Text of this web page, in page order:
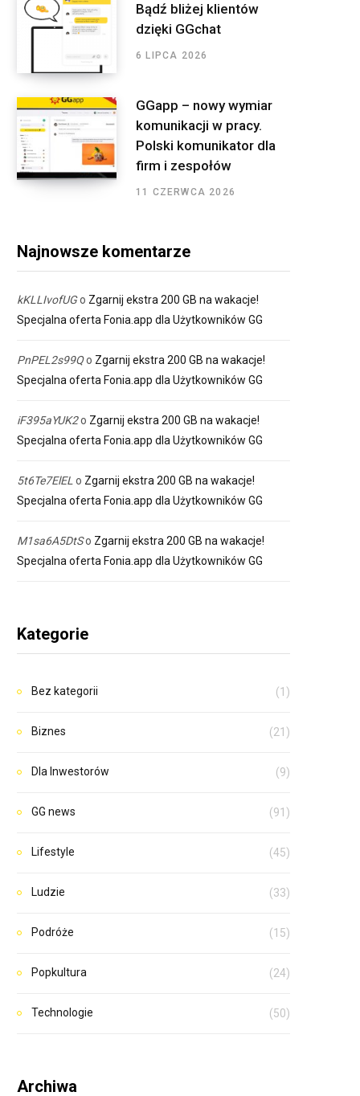
Bądź bliżej klientów
dzięki GGchat
6 LIPCA 2026
GGapp – nowy wymiar
komunikacji w pracy.
Polski komunikator dla
firm i zespołów
11 CZERWCA 2026
Najnowsze komentarze
kKLLIvofUGo Zgarnij ekstra 200 GB na wakacje!
Specjalna oferta Fonia.app dla Użytkowników GG
PnPEL2s99Qo Zgarnij ekstra 200 GB na wakacje!
Specjalna oferta Fonia.app dla Użytkowników GG
iF395aYUK2o Zgarnij ekstra 200 GB na wakacje!
Specjalna oferta Fonia.app dla Użytkowników GG
5t6Te7ElEL o Zgarnij ekstra 200 GB na wakacje!
Specjalna oferta Fonia.app dla Użytkowników GG
M1sa6A5DtSo Zgarnij ekstra 200 GB na wakacje!
Specjalna oferta Fonia.app dla Użytkowników GG
Kategorie
Bez kategorii (1)
Biznes (21)
Dla Inwestorów (9)
GG news (91)
Lifestyle (45)
Ludzie (33)
Podróże (15)
Popkultura (24)
Technologie (50)
Archiwa